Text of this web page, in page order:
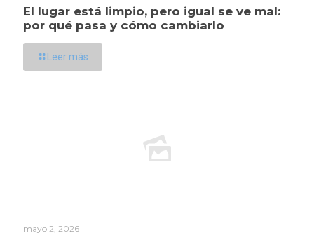
El lugar está limpio, pero igual se ve mal:
por qué pasa y cómo cambiarlo
Leer más
mayo 2, 2026